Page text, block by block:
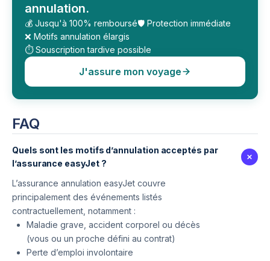
annulation.
💰 Jusqu'à 100% remboursé🛡️ Protection immédiate
❌ Motifs annulation élargis
⏱️ Souscription tardive possible
J'assure mon voyage
FAQ
Quels sont les motifs d’annulation acceptés par
l’assurance easyJet ?
L’assurance annulation easyJet couvre
principalement des événements listés
contractuellement, notamment :
Maladie grave, accident corporel ou décès
(vous ou un proche défini au contrat)
Perte d’emploi involontaire